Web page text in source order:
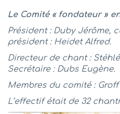
Le Comité « fondateur » en
Président : Duby
président : Heidet Alfred.
Directeur de chant :
Secrétaire : Dubs Eugène.
Membres du comité :
L’effectif était de 32